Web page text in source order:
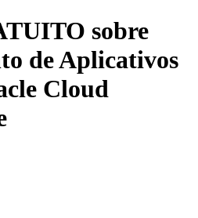
sobre
de Aplicativos
Cloud